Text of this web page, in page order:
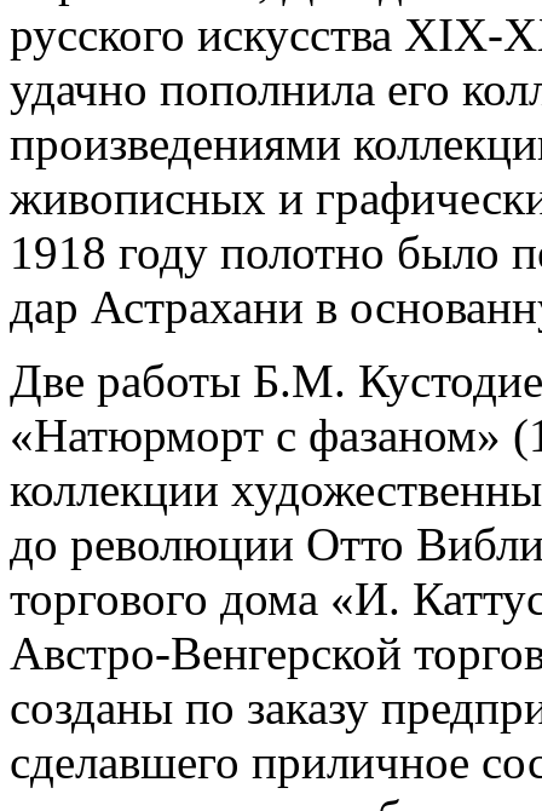
русского искусства XIX-
удачно пополнила его
произведениями
живописных и
1918 году полотно было
дар Астрахани в
Две работы Б.М.
«Натюрморт с фазаном»
коллекции
до революции Отто
торгового дома «И.
Австро-Венгерской
созданы по заказу
сделавшего приличное